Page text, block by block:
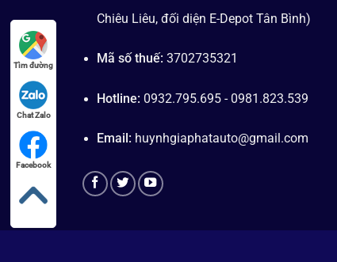
Chiêu Liêu, đối diện E-Depot Tân Bình)
Mã số thuế:3702735321
Hotline: 0932.795.695 - 0981.823.539
Email: huynhgiaphatauto@gmail.com
Tìm đường
Chat Zalo
Facebook